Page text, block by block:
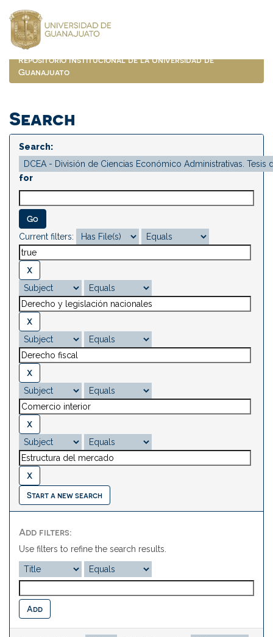
navigation
Repositorio Institucional de la Universidad de
Guanajuato
Search
Search:
for
Current filters:
Start a new search
Add filters:
Use filters to refine the search results.